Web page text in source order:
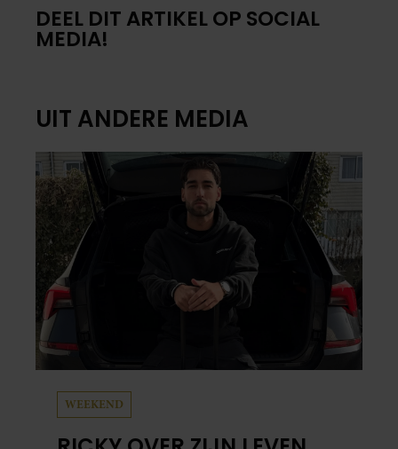
DEEL DIT ARTIKEL OP SOCIAL
MEDIA!
UIT ANDERE MEDIA
WEEKEND